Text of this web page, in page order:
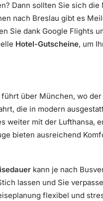
Dann sollten Sie sich
nach Breslau gibt es
Sie dank Google Flights
Hotel-Gutscheine, um
über München, wo der
die in modern
weiter mit der Lufthansa,
bieten ausreichend
kann je nach
lassen und Sie
flexibel und